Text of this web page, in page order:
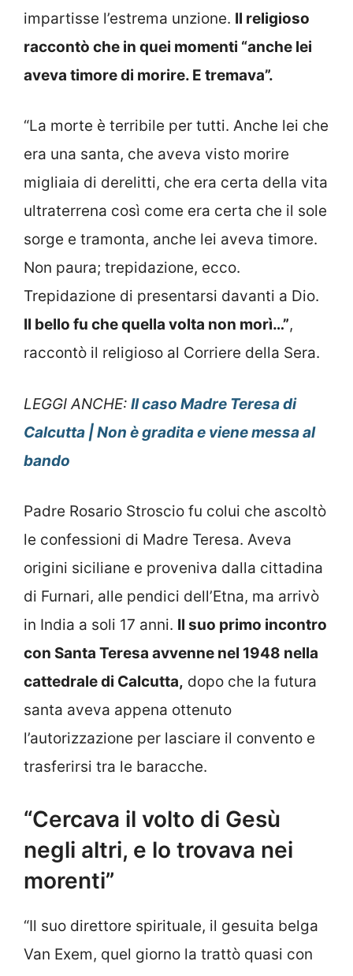
impartisse l’estrema unzione. Il religioso
raccontò che in quei momenti “anche lei
aveva timore di morire. E tremava”.
“La morte è terribile per tutti. Anche lei che
era una santa, che aveva visto morire
migliaia di derelitti, che era certa della vita
ultraterrena così come era certa che il sole
sorge e tramonta, anche lei aveva timore.
Non paura; trepidazione, ecco.
Trepidazione di presentarsi davanti a Dio.
Il bello fu che quella volta non morì…”,
raccontò il religioso al Corriere della Sera.
LEGGI ANCHE: Il caso Madre Teresa di
Calcutta | Non è gradita e viene messa al
bando
Padre Rosario Stroscio fu colui che ascoltò
le confessioni di Madre Teresa. Aveva
origini siciliane e proveniva dalla cittadina
di Furnari, alle pendici dell’Etna, ma arrivò
in India a soli 17 anni. Il suo primo incontro
con Santa Teresa avvenne nel 1948 nella
cattedrale di Calcutta, dopo che la futura
santa aveva appena ottenuto
l’autorizzazione per lasciare il convento e
trasferirsi tra le baracche.
“Cercava il volto di Gesù
negli altri, e lo trovava nei
morenti”
“Il suo direttore spirituale, il gesuita belga
Van Exem, quel giorno la trattò quasi con